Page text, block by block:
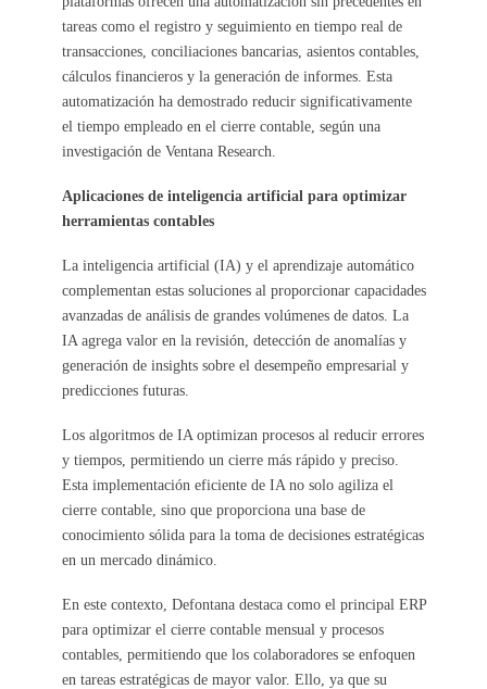
tareas como el registro y seguimiento en tiempo real de
transacciones, conciliaciones bancarias, asientos contables,
cálculos financieros y la generación de informes. Esta
automatización ha demostrado reducir significativamente
el tiempo empleado en el cierre contable, según una
investigación de Ventana Research.
Aplicaciones de inteligencia artificial para optimizar
herramientas contables
La inteligencia artificial (IA) y el aprendizaje automático
complementan estas soluciones al proporcionar capacidades
avanzadas de análisis de grandes volúmenes de datos. La
IA agrega valor en la revisión, detección de anomalías y
generación de insights sobre el desempeño empresarial y
predicciones futuras.
Los algoritmos de IA optimizan procesos al reducir errores
y tiempos, permitiendo un cierre más rápido y preciso.
Esta implementación eficiente de IA no solo agiliza el
cierre contable, sino que proporciona una base de
conocimiento sólida para la toma de decisiones estratégicas
en un mercado dinámico.
En este contexto, Defontana destaca como el principal ERP
para optimizar el cierre contable mensual y procesos
contables, permitiendo que los colaboradores se enfoquen
en tareas estratégicas de mayor valor. Ello, ya que su